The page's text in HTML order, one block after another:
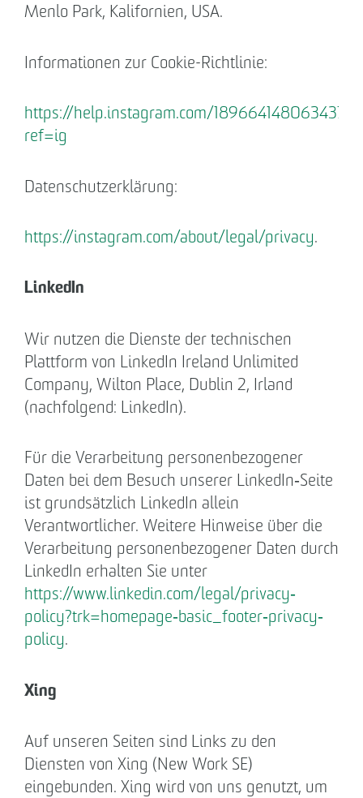
Menlo Park, Kalifornien, USA.
Informationen zur Cookie-Richtlinie:
https://help.instagram.com/1896641480634370?
ref=ig
Datenschutzerklärung:
https://instagram.com/about/legal/privacy.
LinkedIn
Wir nutzen die Dienste der technischen
Plattform von LinkedIn Ireland Unlimited
Company, Wilton Place, Dublin 2, Irland
(nachfolgend: LinkedIn).
Für die Verarbeitung personenbezogener
Daten bei dem Besuch unserer LinkedIn‐Seite
ist grundsätzlich LinkedIn allein
Verantwortlicher. Weitere Hinweise über die
Verarbeitung personenbezogener Daten durch
LinkedIn erhalten Sie unter
https://www.linkedin.com/legal/privacy‐
policy?trk=homepage‐basic_footer‐privacy‐
policy.
Xing
Auf unseren Seiten sind Links zu den
Diensten von Xing (New Work SE)
eingebunden. Xing wird von uns genutzt, um